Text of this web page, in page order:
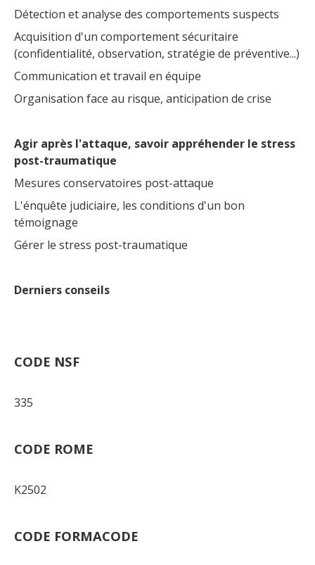
Détection et analyse des comportements suspects
Acquisition d'un comportement sécuritaire
(confidentialité, observation, stratégie de préventive...)
Communication et travail en équipe
Organisation face au risque, anticipation de crise
Agir après l'attaque, savoir appréhender le stress
post-traumatique
Mesures conservatoires post-attaque
L'énquête judiciaire, les conditions d'un bon
témoignage
Gérer le stress post-traumatique
Derniers conseils
CODE NSF
335
CODE ROME
K2502
CODE FORMACODE